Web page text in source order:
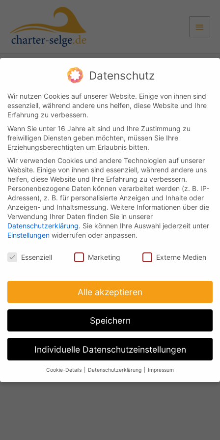
springen
Kundenlogin Kontakt Impressum & Datenschutz AGB
Copyright © 2026
Cookie-Einstellungen
Datenschutz
Wir nutzen Cookies auf unserer Website. Einige von ihnen sind
essenziell, während andere uns helfen, diese Website und Ihre
Erfahrung zu verbessern.
Wenn Sie unter 16 Jahre alt sind und Ihre Zustimmung zu
freiwilligen Diensten geben möchten, müssen Sie Ihre
Erziehungsberechtigten um Erlaubnis bitten.
Wir verwenden Cookies und andere Technologien auf unserer
Website. Einige von ihnen sind essenziell, während andere uns
helfen, diese Website und Ihre Erfahrung zu verbessern.
Personenbezogene Daten können verarbeitet werden (z. B. IP-
Adressen), z. B. für personalisierte Anzeigen und Inhalte oder
Anzeigen- und Inhaltsmessung. Weitere Informationen über die
Verwendung Ihrer Daten finden Sie in unserer
Datenschutzerklärung. Sie können Ihre Auswahl jederzeit unter
Einstellungen widerrufen oder anpassen.
Datenschutz
Essenziell Marketing Externe Medien
Alle akzeptieren
Speichern
Individuelle Datenschutzeinstellungen
Cookie-Details Datenschutzerklärung Impressum
Datenschutzeinstellungen